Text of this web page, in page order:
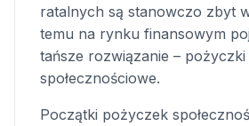
ratalnych są stanowczo zbyt
temu na rynku finansowym
tańsze rozwiązanie – pożyczki
społecznościowe.
Początki pożyczek